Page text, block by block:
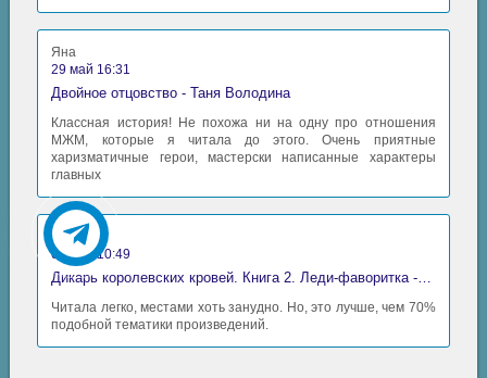
Яна
29 май 16:31
Двойное отцовство - Таня Володина
Классная история! Не похожа ни на одну про отношения
МЖМ, которые я читала до этого. Очень приятные
харизматичные герои, мастерски написанные характеры
главных
Аида
06 май 10:49
Дикарь королевских кровей. Книга 2. Леди-фаворитка - Анна Сергеевна Гаврилова
Читала легко, местами хоть занудно. Но, это лучше, чем 70%
подобной тематики произведений.